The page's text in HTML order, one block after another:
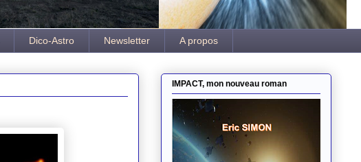
Dico-Astro Newsletter A propos
IMPACT, mon nouveau roman